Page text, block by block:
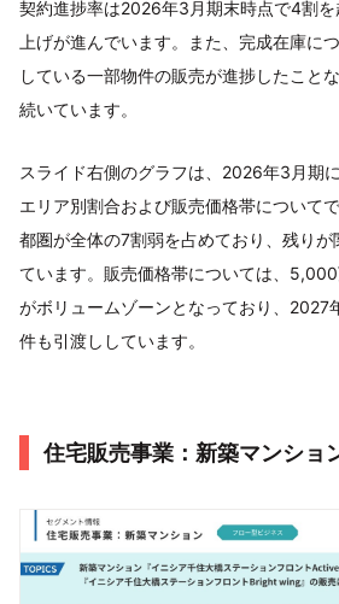
契約進捗率は2026年3月期末時点で4割
上げが進んでいます。また、完成在庫に
している一部物件の販売が進捗したこと
続いています。
スライド右側のグラフは、2026年3月期
エリア別割合および販売価格帯について
都圏が全体の7割弱を占めており、残りが
ています。販売価格帯については、
がボリュームゾーンとなっており、2027
件も引渡ししています。
住宅販売事業：新築マンショ